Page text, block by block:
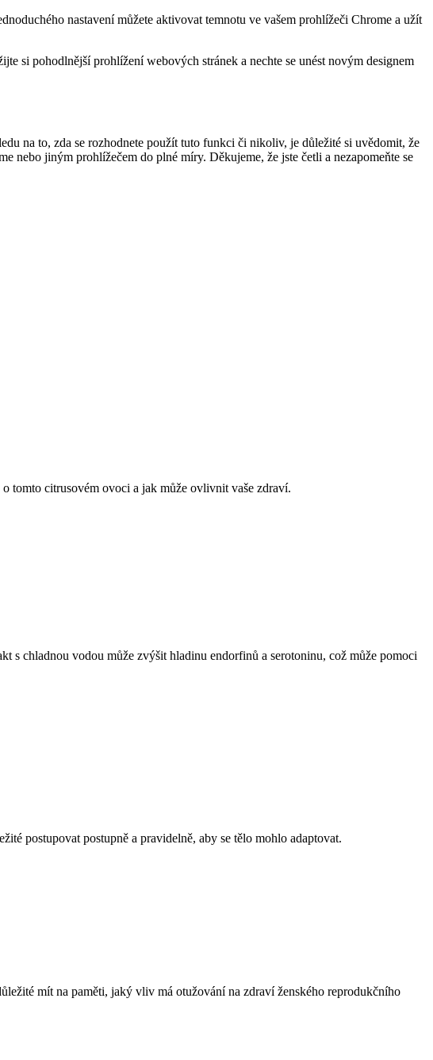
nastavení můžete aktivovat temnotu ve vašem prohlížeči Chrome a užít
si pohodlnější prohlížení webových stránek a nechte se unést novým designem
na to, zda se rozhodnete použít tuto funkci či nikoliv, je důležité si uvědomit, že
nebo jiným prohlížečem do plné míry. Děkujeme, že jste četli a nezapomeňte se
tomto citrusovém ovoci a jak může ovlivnit vaše zdraví.
s chladnou vodou může zvýšit hladinu endorfinů a serotoninu, což může pomoci
postupovat postupně a pravidelně, aby se tělo mohlo adaptovat.
mít na paměti, jaký vliv má otužování na zdraví ženského reprodukčního